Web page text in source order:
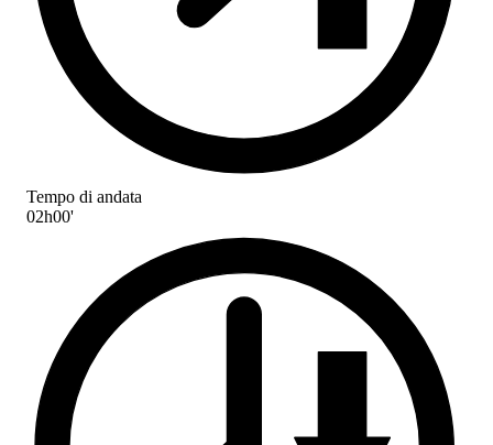
Tempo di andata
02h00'